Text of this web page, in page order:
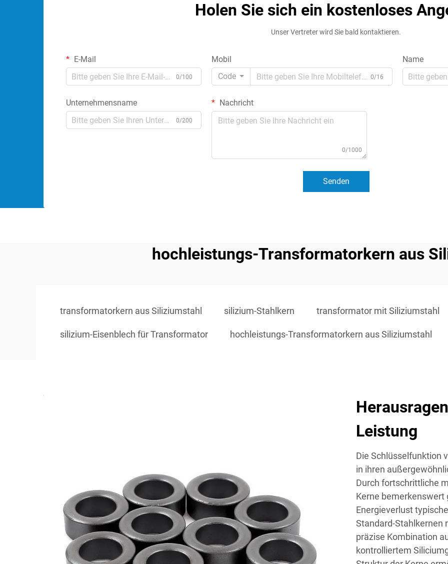
Holen Sie sich ein kostenloses
Unser Vertreter wird Sie bald kontaktieren.
E-Mail
0/100
Mobil
Code
0/16
Name
Unternehmensname
0/200
Nachricht
0/1000
Senden
hochleistungs-Transformatorkern aus
transformatorkern aus Siliziumstahl silizium-Stahlkern transformator mit Siliziumstahl
silizium-Eisenblech für Transformator hochleistungs-Transformatorkern aus Siliziumstahl
Leistung
Die Schlüsselfunktion
in ihren
Durch fortschrittliche
Kerne bemerkenswert
Energieverlust
Standard-Stahlkernen
präzise Kombination
kontrolliertem